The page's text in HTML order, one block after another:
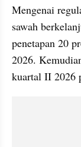
Mengenai
sawah
penetapan 20
2026.
kuartal II 2026